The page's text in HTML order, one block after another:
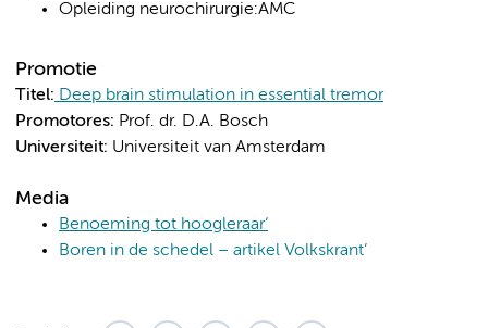
Opleiding neurochirurgie:AMC
Promotie
Titel: Deep brain stimulation in essential tremor
Promotores: Prof. dr. D.A. Bosch
Universiteit: Universiteit van Amsterdam
Media
Benoeming tot hoogleraar‘
Boren in de schedel – artikel Volkskrant’